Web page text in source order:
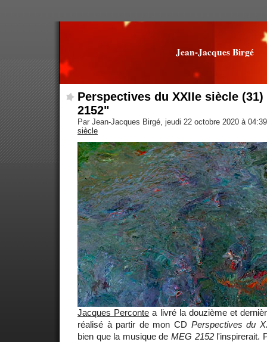
Jean-Jacques Birgé
Perspectives du XXIIe siècle
2152"
Par Jean-Jacques Birgé, jeudi 22 octobre 2020 à
siècle
Jacques Perconte a livré la douzième et
réalisé à partir de mon CD Perspectives du
bien que la musique de MEG 2152l'inspirerait.